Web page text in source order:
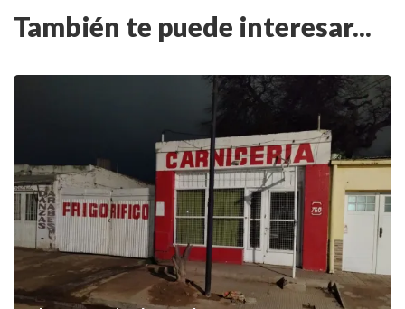
También te puede interesar...